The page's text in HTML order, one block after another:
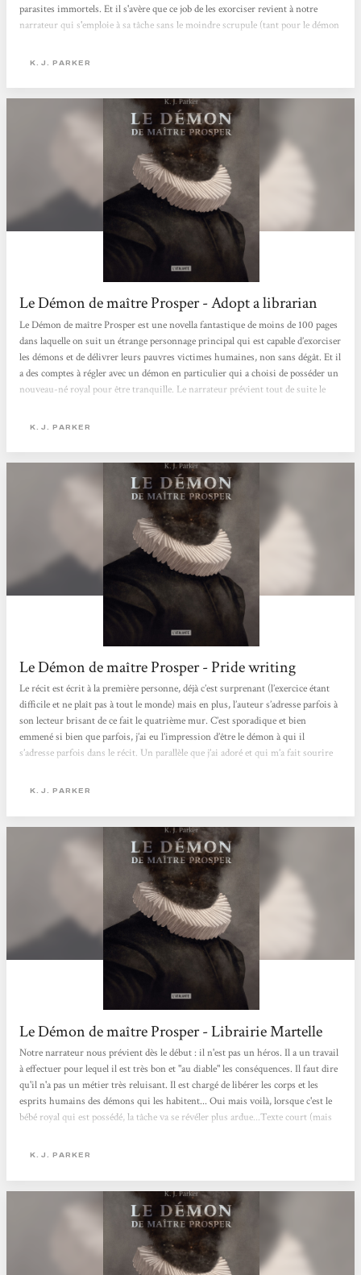
parasites immortels. Et il s'avère que ce job de les exorciser revient à notre
narrateur qui s'emploie à sa tâche sans le moindre scrupule (tant pour le démon
Pratchett, avec cette abondance de détails qui rend les choses à la fois concrètes
K. J. PARKER
Le Démon de maître Prosper - Adopt a librarian
Le Démon de maître Prosper est une novella fantastique de moins de 100 pages
dans laquelle on suit un étrange personnage principal qui est capable d’exorciser
les démons et de délivrer leurs pauvres victimes humaines, non sans dégât. Et il
a des comptes à régler avec un démon en particulier qui a choisi de posséder un
nouveau-né royal pour être tranquille. Le narrateur prévient tout de suite le
de valeur morale. [...] Si l’intrigue de base est classique avec ces histoires de
K. J. PARKER
Le Démon de maître Prosper - Pride writing
Le récit est écrit à la première personne, déjà c’est surprenant (l’exercice étant
difficile et ne plaît pas à tout le monde) mais en plus, l’auteur s’adresse parfois à
son lecteur brisant de ce fait le quatrième mur. C’est sporadique et bien
emmené si bien que parfois, j’ai eu l’impression d’être le démon à qui il
s’adresse parfois dans le récit. Un parallèle que j’ai adoré et qui m’a fait sourire
protagoniste digresse....
K. J. PARKER
Le Démon de maître Prosper - Librairie Martelle
Notre narrateur nous prévient dès le début : il n'est pas un héros. Il a un travail
à effectuer pour lequel il est très bon et "au diable" les conséquences. Il faut dire
qu'il n'a pas un métier très reluisant. Il est chargé de libérer les corps et les
esprits humains des démons qui les habitent... Oui mais voilà, lorsque c'est le
bébé royal qui est possédé, la tâche va se révéler plus ardue...Texte court (mais
comme moi, d'attendre d'autres aventures désespérément...
K. J. PARKER